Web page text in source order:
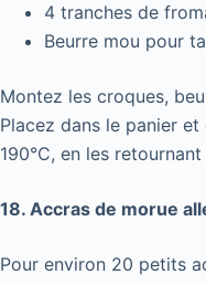
4 tranches de
Beurre mou pour
Montez les croques,
Placez dans le panier
190°C, en les
18. Accras de morue
Pour environ 20 petits